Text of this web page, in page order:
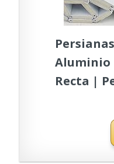
Aluminio
Recta |